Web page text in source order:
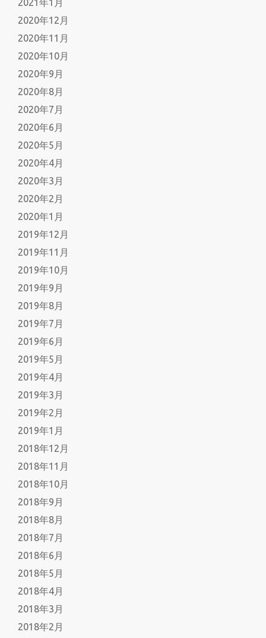
2020年12月
2020年11月
2020年10月
2020年9月
2020年8月
2020年7月
2020年6月
2020年5月
2020年4月
2020年3月
2020年2月
2020年1月
2019年12月
2019年11月
2019年10月
2019年9月
2019年8月
2019年7月
2019年6月
2019年5月
2019年4月
2019年3月
2019年2月
2019年1月
2018年12月
2018年11月
2018年10月
2018年9月
2018年8月
2018年7月
2018年6月
2018年5月
2018年4月
2018年3月
2018年2月